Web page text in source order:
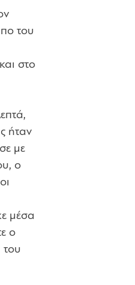
του
στο
ήταν
με
ο
μέσα
ο
του